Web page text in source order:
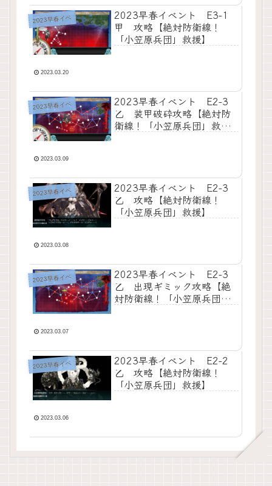
2023早春イベ
2023早春イベント E3-1
甲 攻略【絶対防衛線！
「小笠原兵団」救援】
2023.03.20
2023早春イベ
2023早春イベント E2-3
乙 装甲破砕攻略【絶対防
衛線！「小笠原兵団」救
2023.03.09
2023早春イベ
2023早春イベント E2-3
乙 攻略【絶対防衛線！
「小笠原兵団」救援】
2023.03.08
2023早春イベ
2023早春イベント E2-3
乙 出現ギミック攻略【絶
対防衛線！「小笠原兵団」
2023.03.07
2023早春イベ
2023早春イベント E2-2
乙 攻略【絶対防衛線！
「小笠原兵団」救援】
2023.03.06